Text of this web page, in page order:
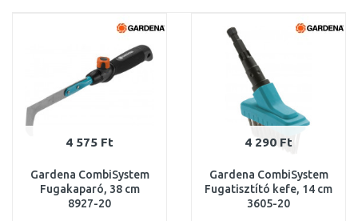
4 575 Ft
Gardena CombiSystem
Fugakaparó, 38 cm
8927-20
4 290 Ft
Gardena CombiSystem
Fugatisztító kefe, 14 cm
3605-20